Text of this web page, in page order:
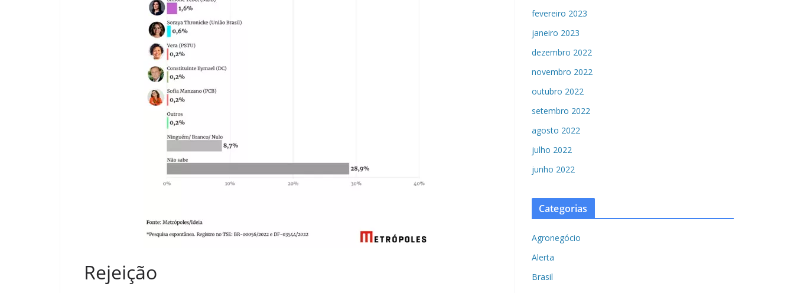
Rejeição
fevereiro 2023
janeiro 2023
dezembro 2022
novembro 2022
outubro 2022
setembro 2022
agosto 2022
julho 2022
junho 2022
Categorias
Agronegócio
Alerta
Brasil